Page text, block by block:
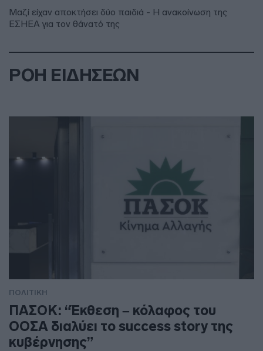
Μαζί είχαν αποκτήσει δύο παιδιά - Η ανακοίνωση της
ΕΣΗΕΑ για τον θάνατό της
ΡΟΗ ΕΙΔΗΣΕΩΝ
ΠΟΛΙΤΙΚΗ
ΠΑΣΟΚ: “Έκθεση – κόλαφος του
ΟΟΣΑ διαλύει το success story της
κυβέρνησης”